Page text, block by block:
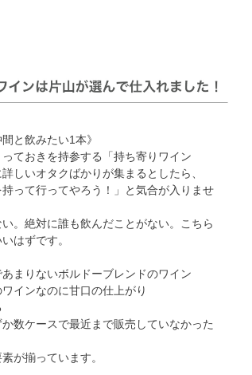
と飲みたい1本》
ておきを持参する「持ち寄りワイン
しいオタクばかりが集まるとしたら、
持って行ってやろう！」と気合が入りませ
。絶対に誰も飲んだことがない。こちら
はずです。
まりないボルドーブレンドのワイン
インなのに甘口の仕上がり
数ケースで最近まで販売していなかった
が揃っています。